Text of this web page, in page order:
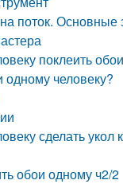
поток. Основные
поклеить
человеку?
сделать укол
обои одному ч2/2